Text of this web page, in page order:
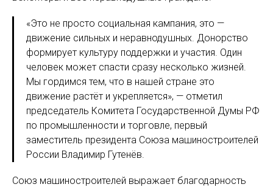
«Это не просто социальная кампания, это —
движение сильных и неравнодушных. Донорство
формирует культуру поддержки и участия. Один
человек может спасти сразу несколько жизней.
Мы гордимся тем, что в нашей стране это
движение растёт и укрепляется», — отметил
председатель Комитета Государственной Думы РФ
по промышленности и торговле, первый
заместитель президента Союза машиностроителей
России Владимир Гутенёв.
Союз машиностроителей выражает благодарность